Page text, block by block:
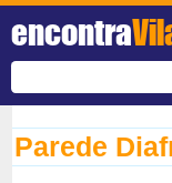
encontra
Parede